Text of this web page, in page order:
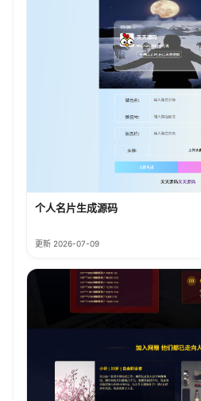
个人名片生成源码
更新 2026-07-09